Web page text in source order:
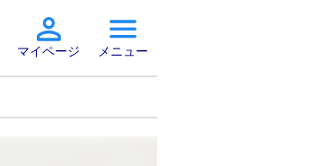
マイページ メニュー